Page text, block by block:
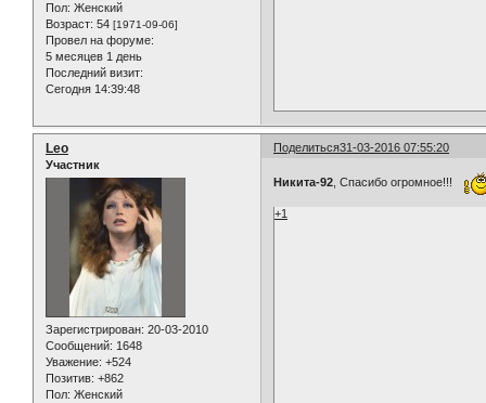
Пол: Женский
Возраст: 54 [1971-09-06]
Провел на форуме:
5 месяцев 1 день
Последний визит:
Сегодня 14:39:48
Поделиться31-03-2016 07:55:20
Leo
Участник
Зарегистрирован: 20-03-2010
Сообщений: 1648
Уважение: +524
Позитив: +862
Пол: Женский
Никита-92 , Спасибо огромное!!!
+1